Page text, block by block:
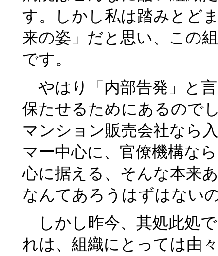
す。しかし私は踏みとど
来の姿」だと思い、この
です。
やはり「内部告発」と
保たせるためにあるので
マンション販売会社なら
マー中心に、官僚機構な
心に据える、そんな本来
なんてあろうはずはない
しかし昨今、其処此処
れは、組織にとっては由